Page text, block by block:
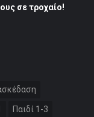
σε τροχαίο!
Παιδί 1-3